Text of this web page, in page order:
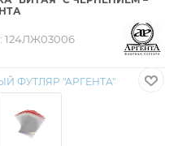
124ЛЖ03006
ФУТЛЯР "АРГЕНТА"